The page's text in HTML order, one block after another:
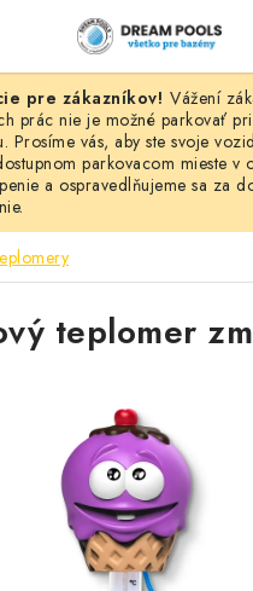
Vážení
prác nie je možné parkovať
Prosíme vás, aby ste svoje
parkovacom mieste v
a ospravedlňujeme sa za
teplomer